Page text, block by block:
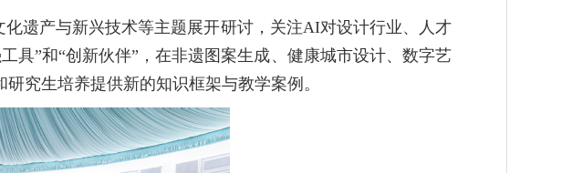
遗产与新兴技术等主题展开研讨，关注AI对设计行业、人才
具”和“创新伙伴”，在非遗图案生成、健康城市设计、数字艺
究生培养提供新的知识框架与教学案例。